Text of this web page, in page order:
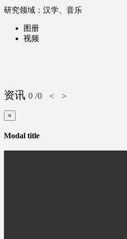
研究领域：汉学、音乐
图册
视频
资讯 0 /0 < >
×
Modal title